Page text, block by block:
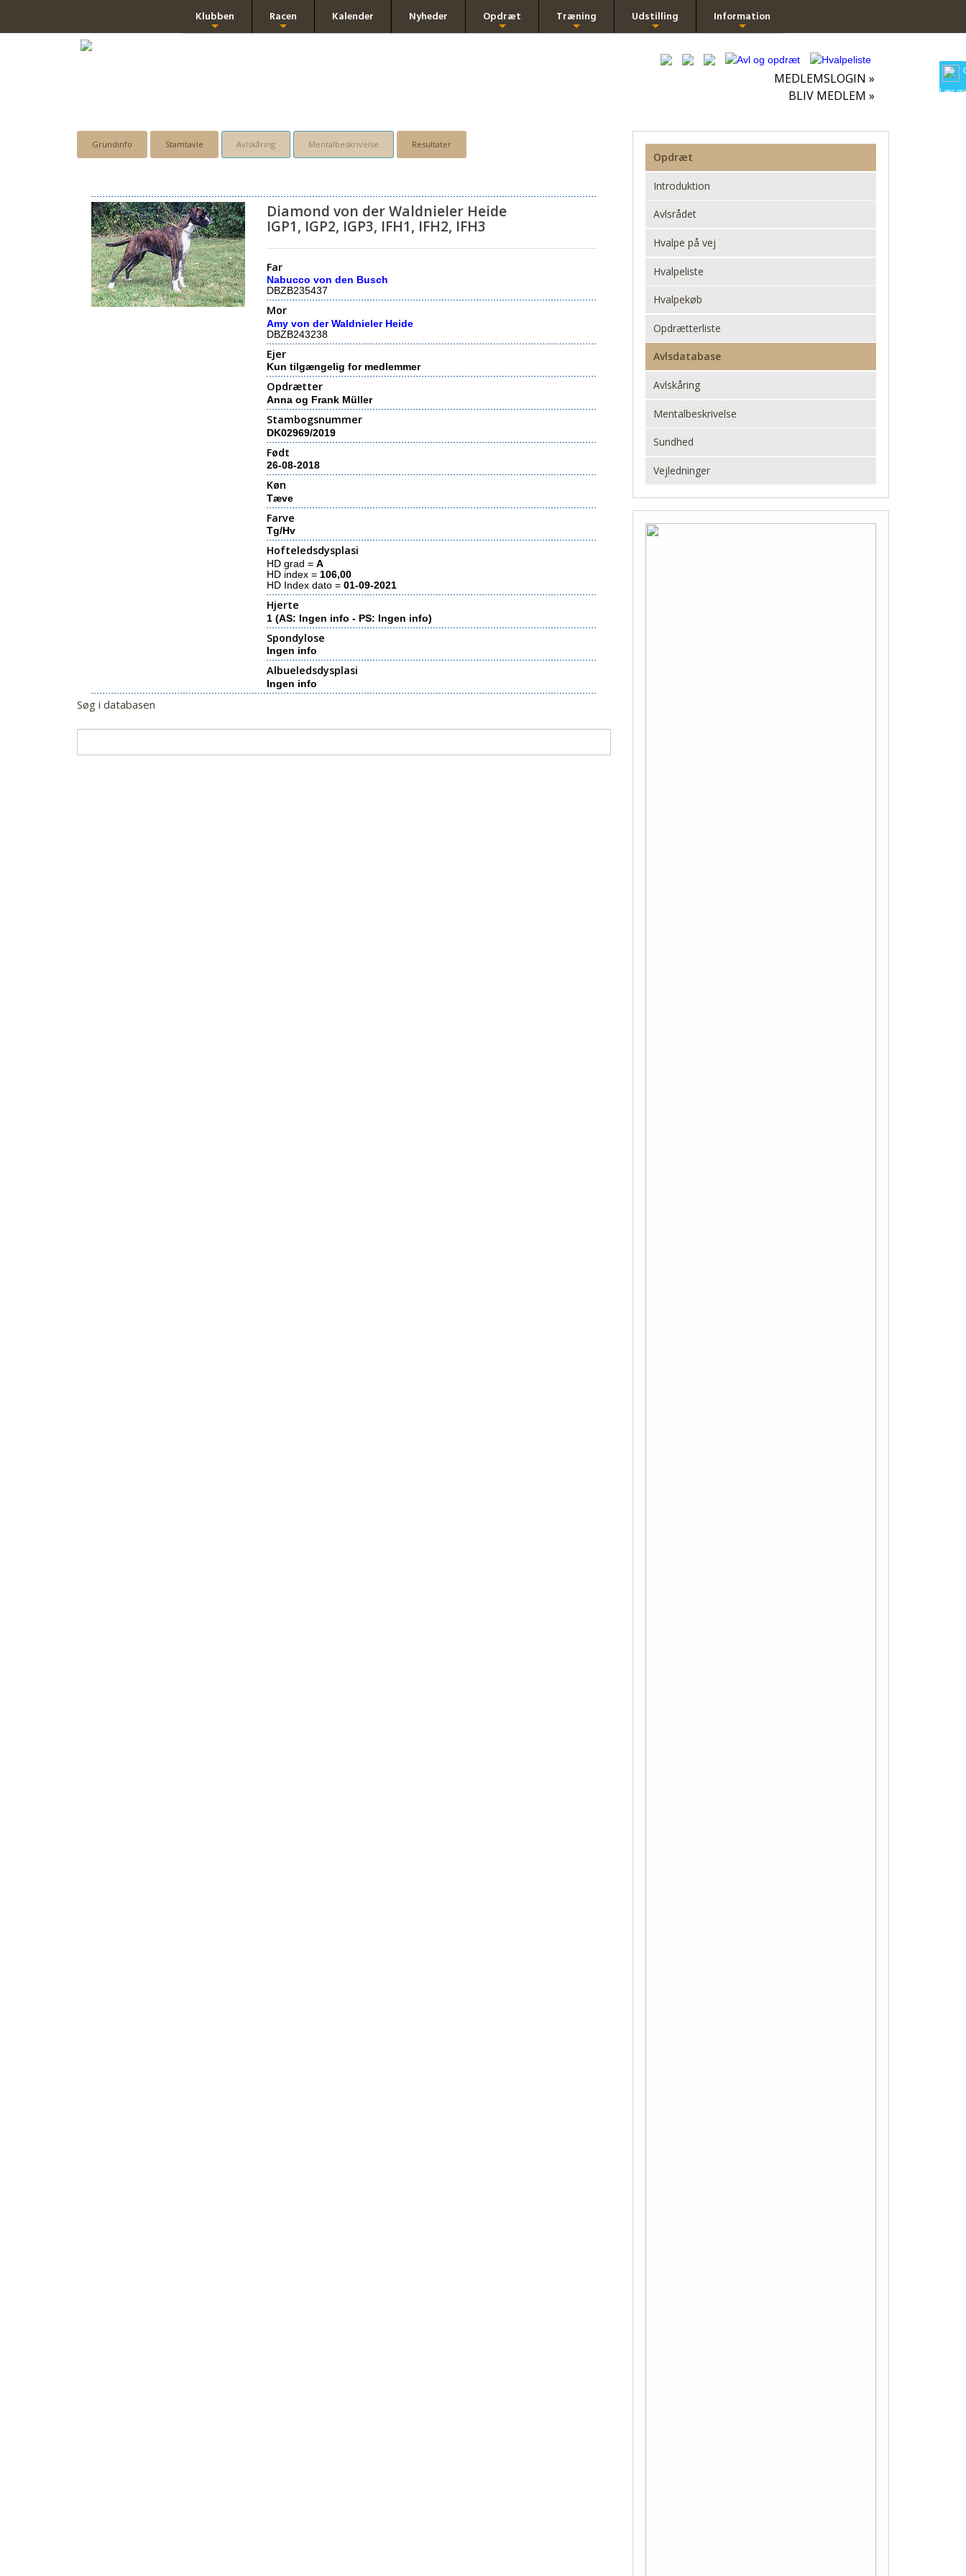
Læs
Klubben Racen Kalender Nyheder Opdræt Træning Udstilling Information
MEDLEMSLOGIN »
BLIV MEDLEM »
Grundinfo Stamtavle Avlskåring Mentalbeskrivelse Resultater
Diamond von der Waldnieler Heide
IGP1, IGP2, IGP3, IFH1, IFH2, IFH3
Far
Nabucco von den Busch
DBZB235437
Mor
Amy von der Waldnieler Heide
DBZB243238
Ejer
Kun tilgængelig for medlemmer
Opdrætter
Anna og Frank Müller
Stambogsnummer
DK02969/2019
Født
26-08-2018
Køn
Tæve
Farve
Tg/Hv
Hofteledsdysplasi
HD grad =A
HD index = 106,00
HD Index dato =01-09-2021
Hjerte
1 (AS: Ingen info - PS: Ingen info)
Spondylose
Ingen info
Albueledsdysplasi
Ingen info
Søg i databasen
Opdræt
Introduktion
Avlsrådet
Hvalpe på vej
Hvalpeliste
Hvalpekøb
Opdrætterliste
Avlsdatabase
Avlskåring
Mentalbeskrivelse
Sundhed
Vejledninger